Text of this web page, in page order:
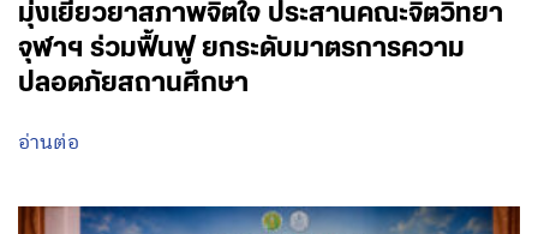
มุ่งเยียวยาสภาพจิตใจ ประสานคณะจิตวิทยา
จุฬาฯ ร่วมฟื้นฟู ยกระดับมาตรการความ
ปลอดภัยสถานศึกษา
อ่านต่อ